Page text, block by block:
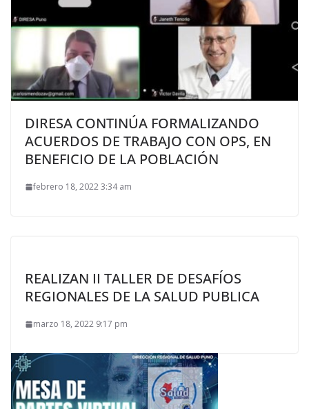
DIRESA CONTINÚA FORMALIZANDO
ACUERDOS DE TRABAJO CON OPS, EN
BENEFICIO DE LA POBLACIÓN
febrero 18, 2022 3:34 am
REALIZAN II TALLER DE DESAFÍOS
REGIONALES DE LA SALUD PUBLICA
marzo 18, 2022 9:17 pm